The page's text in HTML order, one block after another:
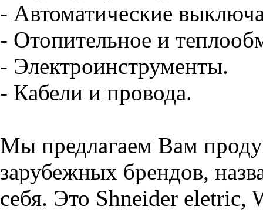
- Автоматические
- Отопительное и
- Электроинструменты.
- Кабели и провода.
Мы предлагаем Вам
зарубежных брендов,
себя. Это Shneider eletric,